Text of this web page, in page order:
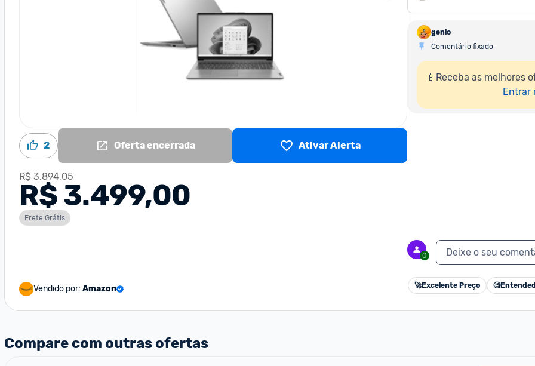
2 Oferta encerrada Ativar Alerta
R$ 3.894,05
R$ 3.499,00
Frete Grátis
Vendido por: Amazon
genio
Comentário fixado
📱Receba as melhores
Entrar
0 Deixe o seu
🚀Excelente Preço 🧐
Compare com outras ofertas